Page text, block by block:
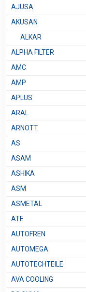
AJUSA
AKUSAN
ALKAR
ALPHA FILTER
AMC
AMP
APLUS
ARAL
ARNOTT
AS
ASAM
ASHIKA
ASM
ASMETAL
ATE
AUTOFREN
AUTOMEGA
AUTOTECHTEILE
AVA COOLING